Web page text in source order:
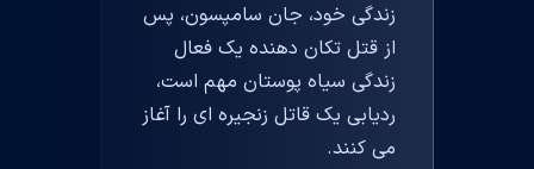
زندگی خود، جان سامپسون، پس
از قتل تکان دهنده یک فعال
زندگی سیاه پوستان مهم است،
ردیابی یک قاتل زنجیره ای را آغاز
می کنند.